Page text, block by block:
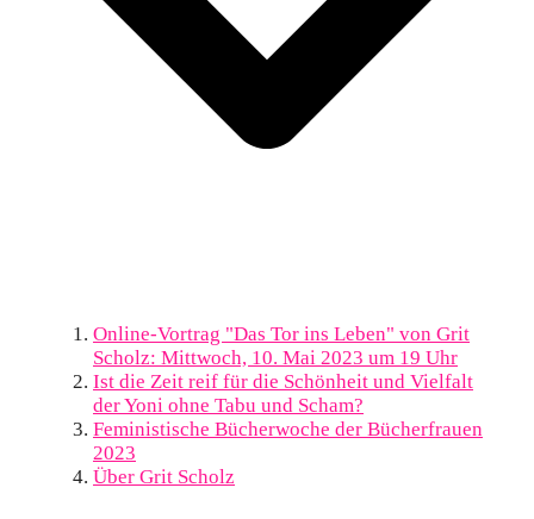
Online-Vortrag "Das Tor ins Leben" von Grit
Scholz: Mittwoch, 10. Mai 2023 um 19 Uhr
Ist die Zeit reif für die Schönheit und Vielfalt
der Yoni ohne Tabu und Scham?
Feministische Bücherwoche der Bücherfrauen
2023
Über Grit Scholz